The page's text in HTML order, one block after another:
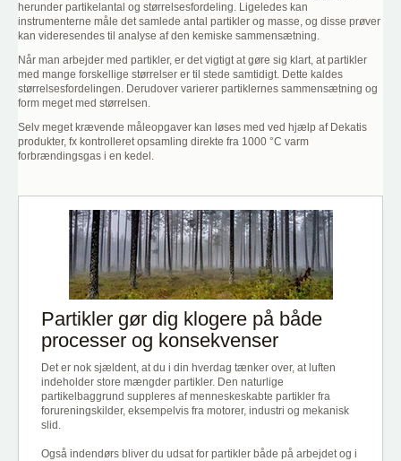
herunder partikelantal og størrelsesfordeling. Ligeledes kan
instrumenterne måle det samlede antal partikler og masse, og disse prøver
kan videresendes til analyse af den kemiske sammensætning.
Når man arbejder med partikler, er det vigtigt at gøre sig klart, at partikler
med mange forskellige størrelser er til stede samtidigt. Dette kaldes
størrelsesfordelingen. Derudover varierer partiklernes sammensætning og
form meget med størrelsen.
Selv meget krævende måleopgaver kan løses med ved hjælp af Dekatis
produkter, fx kontrolleret opsamling direkte fra 1000 °C varm
forbrændingsgas i en kedel.
Partikler gør dig klogere på både
processer og konsekvenser
Det er nok sjældent, at du i din hverdag tænker over, at luften
indeholder store mængder partikler. Den naturlige
partikelbaggrund suppleres af menneskeskabte partikler fra
forureningskilder, eksempelvis fra motorer, industri og mekanisk
slid.
Også indendørs bliver du udsat for partikler både på arbejdet og i